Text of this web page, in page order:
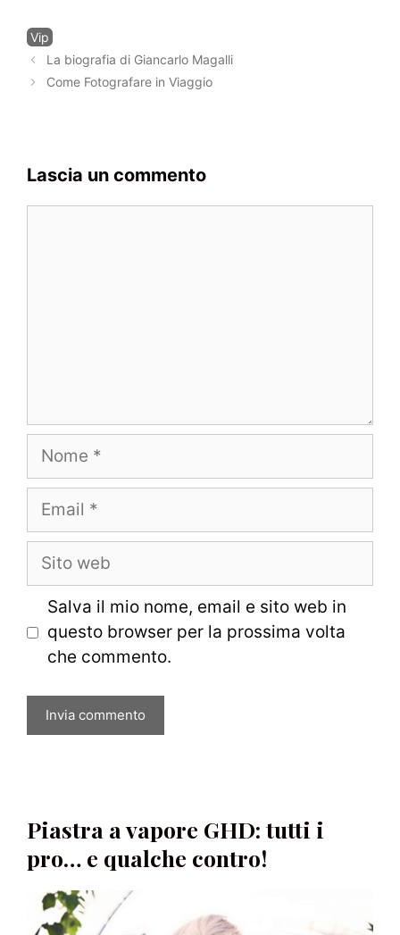
Categorie
Vip
Navigazione
articolo
La biografia di Giancarlo Magalli
Come Fotografare in Viaggio
Lascia un commento
Nome
Email
Sito
Salva il mio nome, email e sito web in
questo browser per la prossima volta
che commento.
Piastra a vapore GHD: tutti i
pro… e qualche contro!